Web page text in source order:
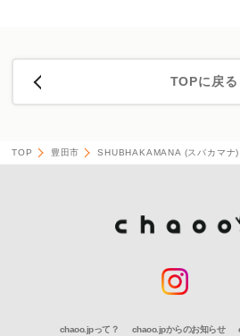
TOPに戻る
TOP 豊田市 SHUBHAKAMANA (スバカマナ)
chaoo.jpって？ chaoo.jpからのお知らせ